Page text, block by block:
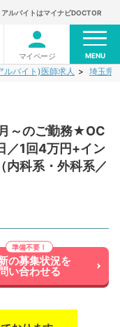
ルバイトはマイナビDOCTOR
マイページ MENU
ルバイト)医師求人 埼玉県
～のご勤務★OC
／1回4万円+イン
科系・外科系／
の募集状況を
い合わせる